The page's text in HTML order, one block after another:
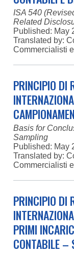
ISA 540
Related
Published: May
Translated by:
Commercialisti
PRINCIPIO DI
Basis for
Sampling
Published: May
Translated by:
Commercialisti
PRINCIPIO DI
PRIMI
CONTABILE –